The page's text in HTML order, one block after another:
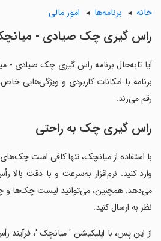
خانه برنامه‌ها امور مالی
راس گیری چک صیادی -
آیا تابه‌حال برنامه راس گیری چک صیادی -
برنامه با امکانات کاربردی و ویژگی‌هایی
رقم می‌زند.
راس گیری چک به راحتی
با استفاده از میانچک، تنها کافی است
وارد کنید. نرم‌افزار به‌سرعت و با دقت
می‌دهد. همچنین، می‌توانید لیست چک‌ها
نظر به ارسال کنید.
‏از این پس، با اپلیکیشن ' میانچک '،